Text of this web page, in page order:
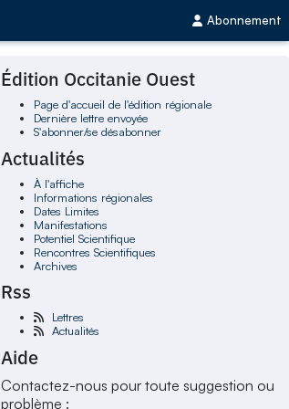
Abonnement
Édition Occitanie Ouest
Page d'accueil de l'édition régionale
Dernière lettre envoyée
S'abonner/se désabonner
Actualités
À l'affiche
Informations régionales
Dates Limites
Manifestations
Potentiel Scientifique
Rencontres Scientifiques
Archives
Rss
Lettres
Actualités
Aide
Contactez-nous pour toute suggestion ou
problème :